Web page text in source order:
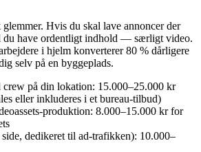
Hvis du skal lave annoncer der
du have ordentligt indhold — særligt video.
i hjelm konverterer 80 % dårligere
selv på en byggeplads.
crew på din lokation: 15.000–25.000 kr
eller inkluderes i et bureau-tilbud)
produktion: 8.000–15.000 kr for
dedikeret til ad-trafikken): 10.000–